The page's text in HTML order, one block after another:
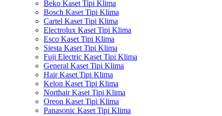
Beko Kaset Tipi Klima
Bosch Kaset Tipi Klima
Cartel Kaset Tipi Klima
Electrolux Kaset Tipi Klima
Esco Kaset Tipi Klima
Siesta Kaset Tipi Klima
Fuji Electric Kaset Tipi Klima
General Kaset Tipi Klima
Hair Kaset Tipi Klima
Kelon Kaset Tipi Klima
Northair Kaset Tipi Klima
Oreon Kaset Tipi Klima
Panasonic Kaset Tipi Klima